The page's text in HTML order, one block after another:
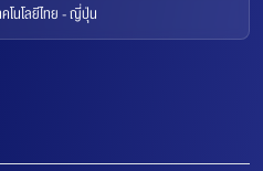
โนโลยีไทย - ญี่ปุ่น